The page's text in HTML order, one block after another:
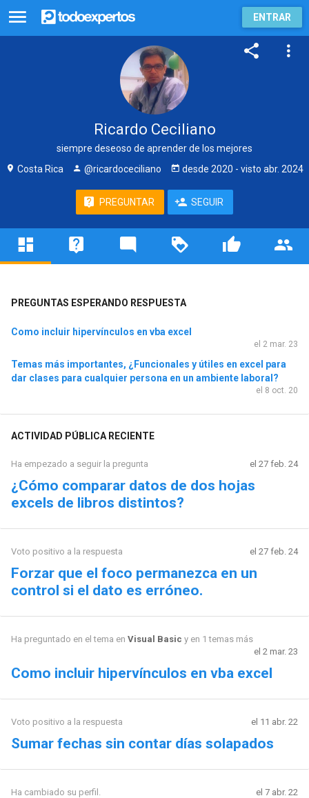
ENTRAR
Ricardo Ceciliano
siempre deseoso de aprender de los mejores
Costa Rica
@ricardoceciliano desde 2020 - visto abr. 2024
PREGUNTAR SEGUIR
PREGUNTAS ESPERANDO RESPUESTA
Como incluir hipervínculos en vba excel
el 2 mar. 23
Temas más importantes, ¿Funcionales y útiles en excel para
dar clases para cualquier persona en un ambiente laboral?
el 8 oct. 20
ACTIVIDAD PÚBLICA RECIENTE
Ha empezado a seguir la pregunta el 27 feb. 24
¿Cómo comparar datos de dos hojas
excels de libros distintos?
Voto positivo a la respuesta el 27 feb. 24
Forzar que el foco permanezca en un
control si el dato es erróneo.
Ha preguntado en el tema en Visual Basic y en 1 temas más
el 2 mar. 23
Como incluir hipervínculos en vba excel
Voto positivo a la respuesta el 11 abr. 22
Sumar fechas sin contar días solapados
Ha cambiado su perfil.
el 7 abr. 22